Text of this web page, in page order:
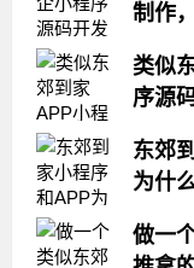
制作
龙兵科
付，专
源码齐
问题主
到了瓶
已经一
百个业
高额人
类似
序源
龙兵科
付，专
源码齐
技师是
我的一
东郊
为什
龙兵科
付，专
做一